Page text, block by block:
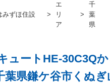
みずほ住設
エ
リ
ア
千
葉
県
ュートHE-30C3Q
葉県鎌ケ谷市くぬ